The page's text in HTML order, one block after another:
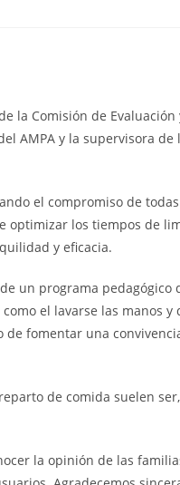
la Comisión de
AMPA y la supervisora de
el compromiso de
optimizar los tiempos de
y eficacia.
un programa
el lavarse las manos
fomentar una
de comida suelen
la opinión de las